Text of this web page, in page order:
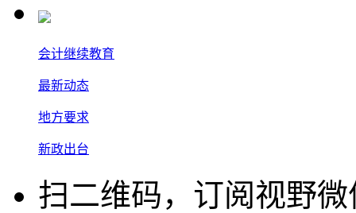
会计继续教育
最新动态
地方要求
新政出台
扫二维码，订阅视野